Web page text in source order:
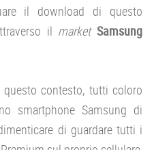
il download di questo
il market Samsung
contesto, tutti coloro
smartphone Samsung di
di guardare tutti i